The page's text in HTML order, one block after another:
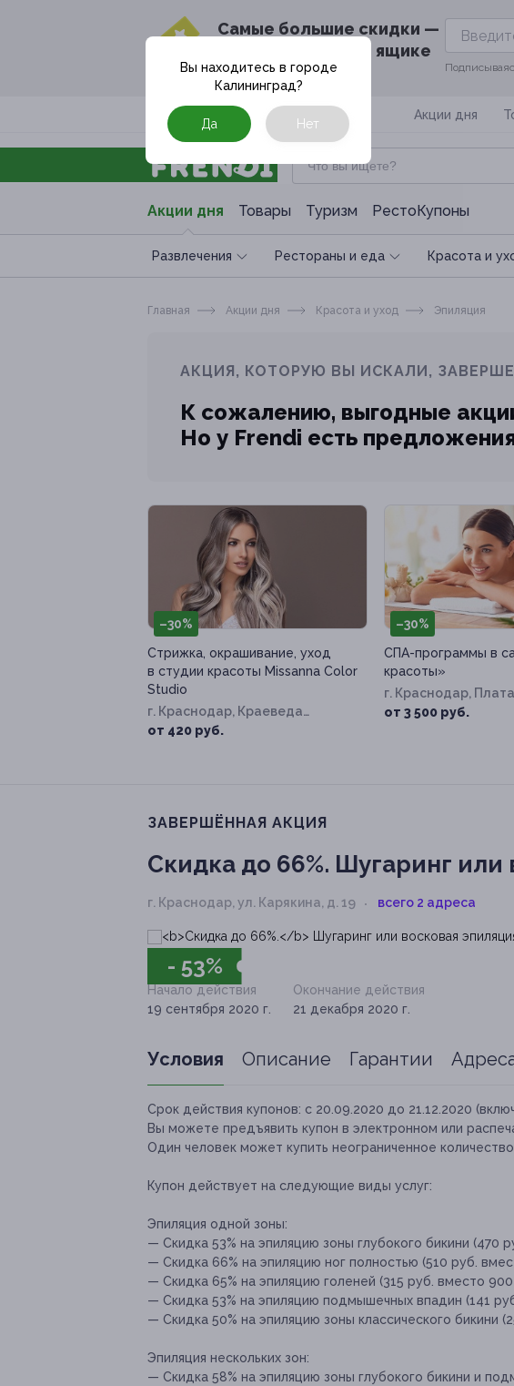
Cамые большие скидки —
в твоём почтовом ящике
Москва Акции дня
Акции дня Товары Туризм РестоКупоны
Развлечения Рестораны и еда Красота и
Вы находитесь в городе
Калининград?
Да Нет
Главная Акции дня Красота и уход Эпиляция
АКЦИЯ, КОТОРУЮ ВЫ ИСКАЛИ,
К сожалению, выгодные
Но у Frendi есть
–30%
Стрижка, окрашивание, уход
в студии красоты Missanna Color
Studio
г. Краснодар, Краеведа
Соловьёва ул, д. 6, к. 1
от 420 руб.
–30%
СПА-программы в
красоты»
г. Краснодар,
д. 17п
от 3 500 руб.
ЗАВЕРШЁННАЯ АКЦИЯ
Скидка до 66%. Шугаринг или
г. Краснодар, ул. Карякина, д. 19 всего 2 адреса
- 53%
Начало действия
19 сентября 2020 г.
Окончание действия
21 декабря 2020 г.
Условия Описание Гарантии
Срок действия купонов: с 20.09.2020 до 21.12.2020
Вы можете предъявить купон в электронном или
Один человек может купить неограниченное
Купон действует на следующие виды услуг:
Эпиляция одной зоны:
— Скидка 53% на эпиляцию зоны глубокого бикини (470
— Скидка 66% на эпиляцию ног полностью (510 руб.
— Скидка 65% на эпиляцию голеней (315 руб. вместо
— Скидка 53% на эпиляцию подмышечных впадин (141
— Скидка 50% на эпиляцию зоны классического бикини
Эпиляция нескольких зон:
— Скидка 58% на эпиляцию зоны глубокого бикини и